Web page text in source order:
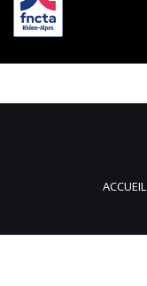
ACCUEIL